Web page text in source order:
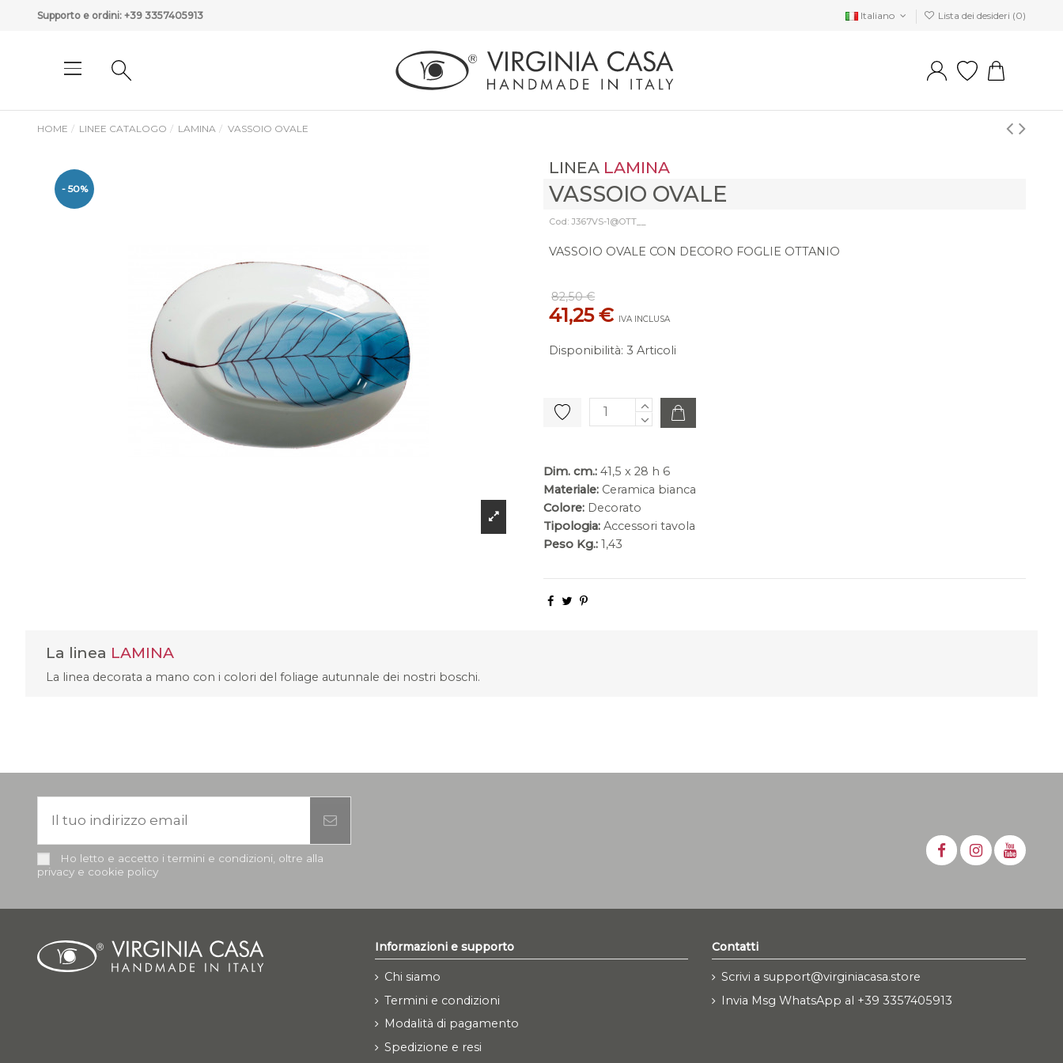
Supporto e ordini: +39 3357405913 Italiano Lista dei desideri (0)
HOME LINEE CATALOGO LAMINA VASSOIO OVALE
- 50%
LINEA LAMINA
VASSOIO OVALE
Cod: J367VS-1@OTT__
VASSOIO OVALE CON DECORO FOGLIE OTTANIO
82,50 €
41,25 € IVA INCLUSA
Disponibilità: 3 Articoli
Dim. cm.: 41,5 x 28 h 6
Materiale: Ceramica bianca
Colore: Decorato
Tipologia: Accessori tavola
Peso Kg.: 1,43
La linea LAMINA
La linea decorata a mano con i colori del foliage autunnale dei nostri boschi.
Ho letto e accetto i termini e condizioni, oltre alla
privacy e cookie policy
Informazioni e supporto
Chi siamo
Termini e condizioni
Modalità di pagamento
Spedizione e resi
Contatti
Scrivi a support@virginiacasa.store
Invia Msg WhatsApp al +39 3357405913